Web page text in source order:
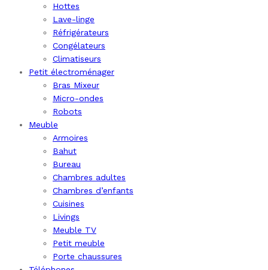
Hottes
Lave-linge
Réfrigérateurs
Congélateurs
Climatiseurs
Petit électroménager
Bras Mixeur
Micro-ondes
Robots
Meuble
Armoires
Bahut
Bureau
Chambres adultes
Chambres d’enfants
Cuisines
Livings
Meuble TV
Petit meuble
Porte chaussures